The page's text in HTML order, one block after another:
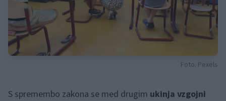
Foto: Pexels
S spremembo zakona se med drugim ukinja vzgojni